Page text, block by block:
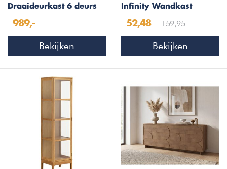
Draaideurkast 6 deurs
989,-
Bekijken
Infinity Wandkast
52,48 159,95
Bekijken